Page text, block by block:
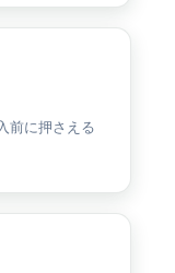
前に押さえる